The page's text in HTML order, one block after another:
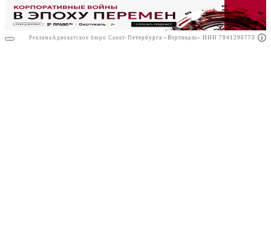
Реклама АО"Право.ру" ИНН: 7708095468
Реклама Адвокатское бюро Санкт-Петербурга «Вертикаль» ИНН 7841290773